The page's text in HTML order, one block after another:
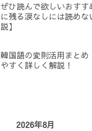
ぜひ読んで欲しいおすす
に残る涙なしには読めな
説】
韓国語の変則活用まとめ
やすく詳しく解説！
2026年8月